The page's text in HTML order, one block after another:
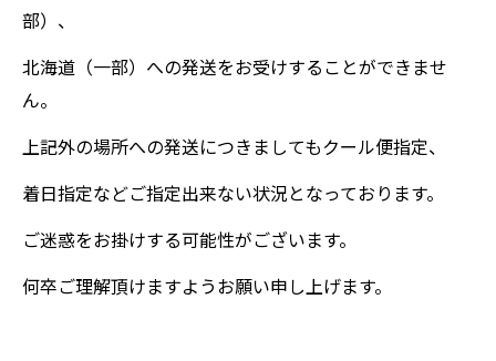
部）、
北海道（一部）への発送をお受けすることができませ
ん。
上記外の場所への発送につきましてもクール便指定、
着日指定などご指定出来ない状況となっております。
ご迷惑をお掛けする可能性がございます。
何卒ご理解頂けますようお願い申し上げます。